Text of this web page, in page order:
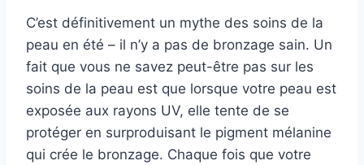
C’est définitivement un mythe des soins de la
peau en été – il n’y a pas de bronzage sain. Un
fait que vous ne savez peut-être pas sur les
soins de la peau est que lorsque votre peau est
exposée aux rayons UV, elle tente de se
protéger en surproduisant le pigment mélanine
qui crée le bronzage. Chaque fois que votre